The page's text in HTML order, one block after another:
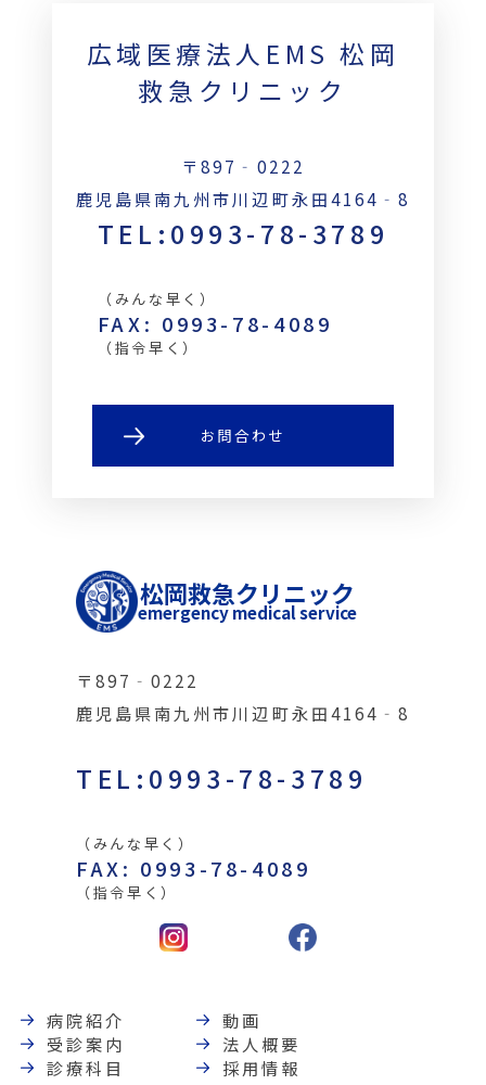
広域医療法人EMS 松岡
救急クリニック
〒897‐0222
鹿児島県南九州市川辺町永田4164‐8
TEL:0993-78-3789
（みんな早く）
FAX: 0993-78-4089
（指令早く）
お問合わせ
松岡救急クリニック
emergency medical service
〒897‐0222
鹿児島県南九州市川辺町永田4164‐8
TEL:0993-78-3789
（みんな早く）
FAX: 0993-78-4089
（指令早く）
病院紹介
受診案内
診療科目
動画
法人概要
採用情報